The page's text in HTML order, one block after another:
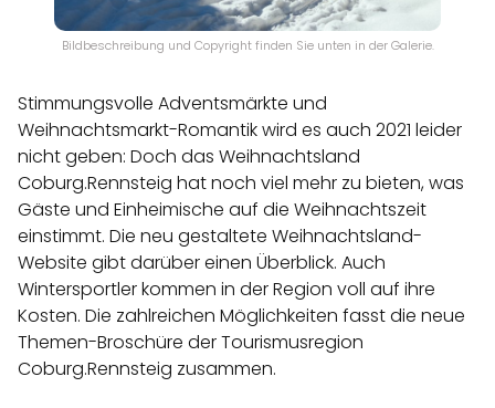
Bildbeschreibung und Copyright finden Sie unten in der Galerie.
Stimmungsvolle Adventsmärkte und
Weihnachtsmarkt-Romantik wird es auch 2021 leider
nicht geben: Doch das Weihnachtsland
Coburg.Rennsteig hat noch viel mehr zu bieten, was
Gäste und Einheimische auf die Weihnachtszeit
einstimmt. Die neu gestaltete Weihnachtsland-
Website gibt darüber einen Überblick. Auch
Wintersportler kommen in der Region voll auf ihre
Kosten. Die zahlreichen Möglichkeiten fasst die neue
Themen-Broschüre der Tourismusregion
Coburg.Rennsteig zusammen.